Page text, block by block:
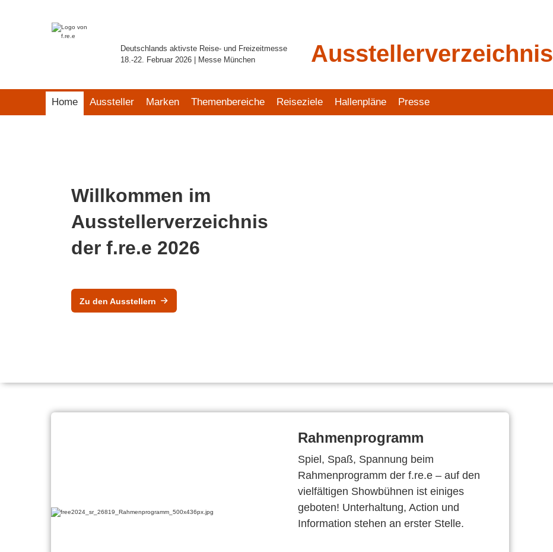
Deutschlands aktivste Reise- und Freizeitmesse
18.-22. Februar 2026 | Messe München
Ausstellerverzeichnis
Home Aussteller Marken Themenbereiche Reiseziele Hallenpläne Presse
Willkommen im
Ausstellerverzeichnis
der f.re.e 2026
Zu den Ausstellern
Rahmenprogramm
Spiel, Spaß, Spannung beim
Rahmenprogramm der f.re.e – auf den
vielfältigen Showbühnen ist einiges
geboten! Unterhaltung, Action und
Information stehen an erster Stelle.